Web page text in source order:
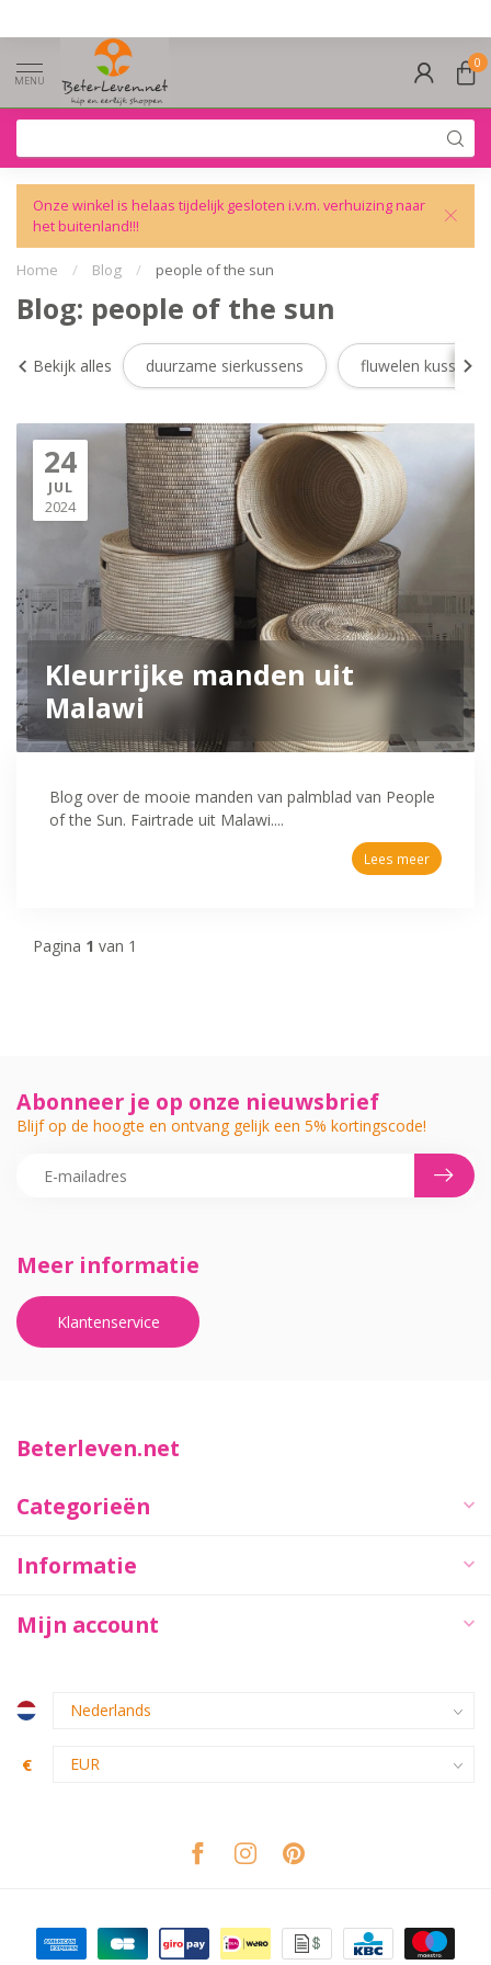
MENU
0
Onze winkel is helaas tijdelijk gesloten i.v.m. verhuizing naar
het buitenland!!!
Home / Blog / people of the sun
Blog: people of the sun
Bekijk alles duurzame sierkussens fluwelen kussens
24
JUL
2024
Kleurrijke manden uit
Malawi
Blog over de mooie manden van palmblad van People
of the Sun. Fairtrade uit Malawi....
Lees meer
Pagina 1 van 1
Meer informatie
Klantenservice
Abonneer je op onze nieuwsbrief
Blijf op de hoogte en ontvang gelijk een 5% kortingscode!
Beterleven.net
Categorieën
Informatie
Mijn account
€